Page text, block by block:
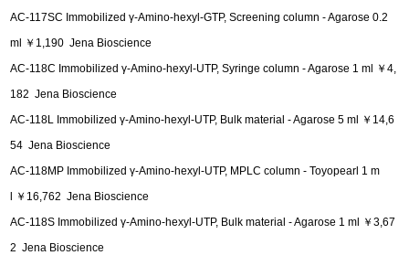
AC-117SC Immobilized γ-Amino-hexyl-GTP, Screening column - Agarose 0.2
ml ￥1,190 Jena Bioscience
AC-118C Immobilized γ-Amino-hexyl-UTP, Syringe column - Agarose 1 ml ￥4,
182 Jena Bioscience
AC-118L Immobilized γ-Amino-hexyl-UTP, Bulk material - Agarose 5 ml ￥14,6
54 Jena Bioscience
AC-118MP Immobilized γ-Amino-hexyl-UTP, MPLC column - Toyopearl 1 m
l ￥16,762 Jena Bioscience
AC-118S Immobilized γ-Amino-hexyl-UTP, Bulk material - Agarose 1 ml ￥3,67
2 Jena Bioscience